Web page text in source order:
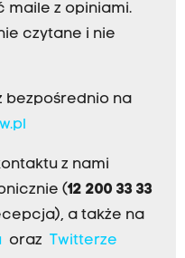
maile z opiniami.
czytane i nie
bezpośrednio na
z nami
(12 200 33 33
a także na
oraz Twitterze